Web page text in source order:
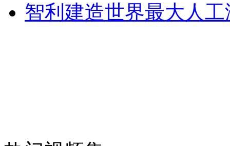
无痛分娩是否安全 医生回应
智利建造世界最大人